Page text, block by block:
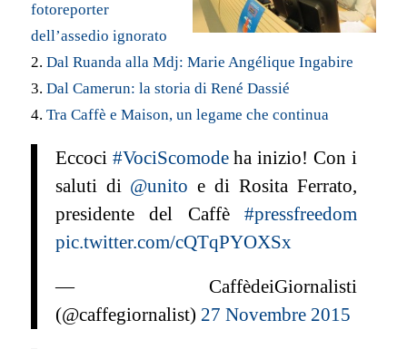
fotoreporter
dell’assedio ignorato
2. Dal Ruanda alla Mdj: Marie Angélique Ingabire
3. Dal Camerun: la storia di René Dassié
4. Tra Caffè e Maison, un legame che continua
Eccoci #VociScomodeha inizio! Con i
saluti di @unito e di Rosita Ferrato,
presidente del Caffè#pressfreedom
pic.twitter.com/cQTqPYOXSx
— CaffèdeiGiornalisti
(@caffegiornalist) 27 Novembre 2015